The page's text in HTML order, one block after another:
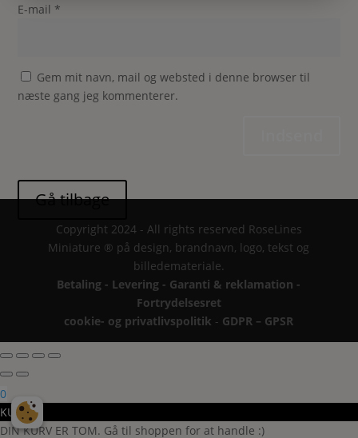
E-mail*
Gem mit navn, mail og websted i denne browser til
næste gang jeg kommenterer.
Copyright 2024 - All rights reserved RoseLines
Miniature ® på design, brandnavn, logo, tekst og
billedemateriale.
Betaling - Levering - Garanti & reklamation -
Fortrydelsesret
cookie- og privatlivspolitik - GDPR – GPSR
0
KURV
DIN KURV ER TOM. Gå til shoppen for at handle :)